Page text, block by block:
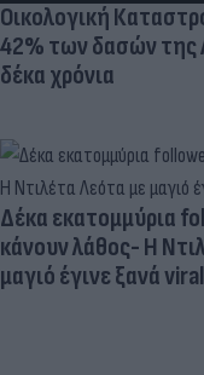
Οικολογική
42% των δασών της
δέκα χρόνια
Δέκα εκατομμύρια
κάνουν λάθος- Η
μαγιό έγινε ξανά